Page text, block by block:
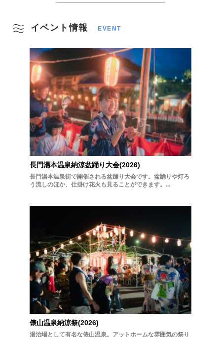
イベント情報 EVENT
長門湯本温泉納涼盆踊り大会(2026)
長門湯本温泉街で開催される盆踊り大会です。盆踊りや灯ろ
う流しのほか、仕掛け花火も見ることができます。...
俵山温泉納涼祭(2026)
湯治場として有名な俵山温泉。アットホームな雰囲気の祭り